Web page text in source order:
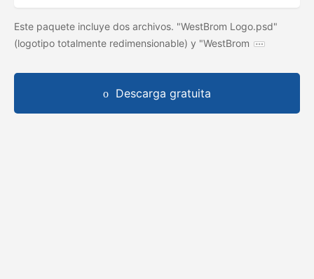
Este paquete incluye dos archivos. "WestBrom Logo.psd"
(logotipo totalmente redimensionable) y "WestBrom
Descarga gratuita